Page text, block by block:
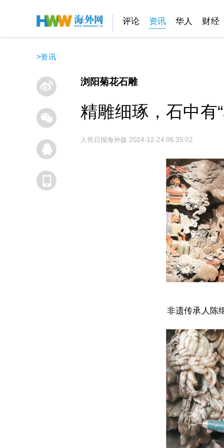
评论 资讯 华人 财经
>资讯
浏阳菊花石雕
精雕细琢，石中有
人民日报海外版 2024-12-24 06:35:02
非遗传承人陈